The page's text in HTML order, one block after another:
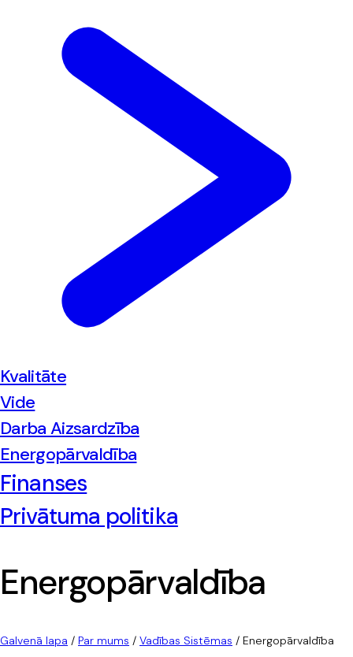
Kvalitāte
Vide
Darba Aizsardzība
Energopārvaldība
Finanses
Privātuma politika
Energopārvaldība
Galvenā lapa / Par mums / Vadības Sistēmas / Energopārvaldība